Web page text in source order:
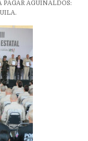
PAGAR AGUINALDOS: